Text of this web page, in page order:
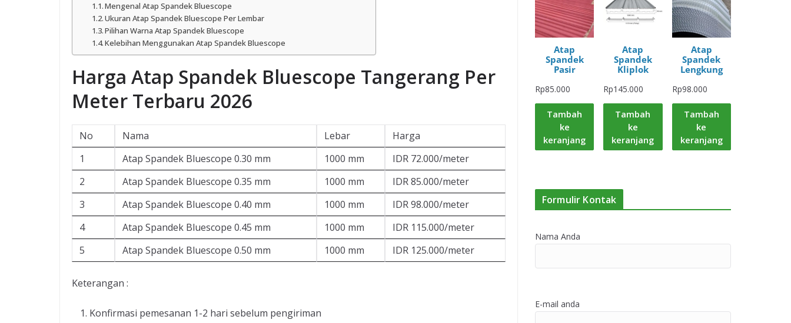
Mengenal Atap Spandek Bluescope
Ukuran Atap Spandek Bluescope Per Lembar
Pilihan Warna Atap Spandek Bluescope
Kelebihan Menggunakan Atap Spandek Bluescope
Harga Atap Spandek Bluescope Tangerang Per
Meter Terbaru 2026
No Nama Lebar
Harga
1
Atap Spandek Bluescope 0.30 mm 1000 mm
IDR 72.000/meter
2
Atap Spandek Bluescope 0.35 mm 1000 mm
IDR 85.000/meter
3
Atap Spandek Bluescope 0.40 mm 1000 mm
IDR 98.000/meter
4
Atap Spandek Bluescope 0.45 mm 1000 mm
IDR 115.000/meter
5
Atap Spandek Bluescope 0.50 mm 1000 mm IDR 125.000/meter
Keterangan :
Konfirmasi pemesanan 1-2 hari sebelum pengiriman
Atap
Spandek
Pasir
Rp85.000
Tambah
ke
keranjang
Atap
Spandek
Kliplok
Rp145.000
Tambah
ke
keranjang
Atap
Spandek
Lengkung
Rp98.000
Tambah
ke
keranjang
Formulir Kontak
Nama Anda
E-mail anda